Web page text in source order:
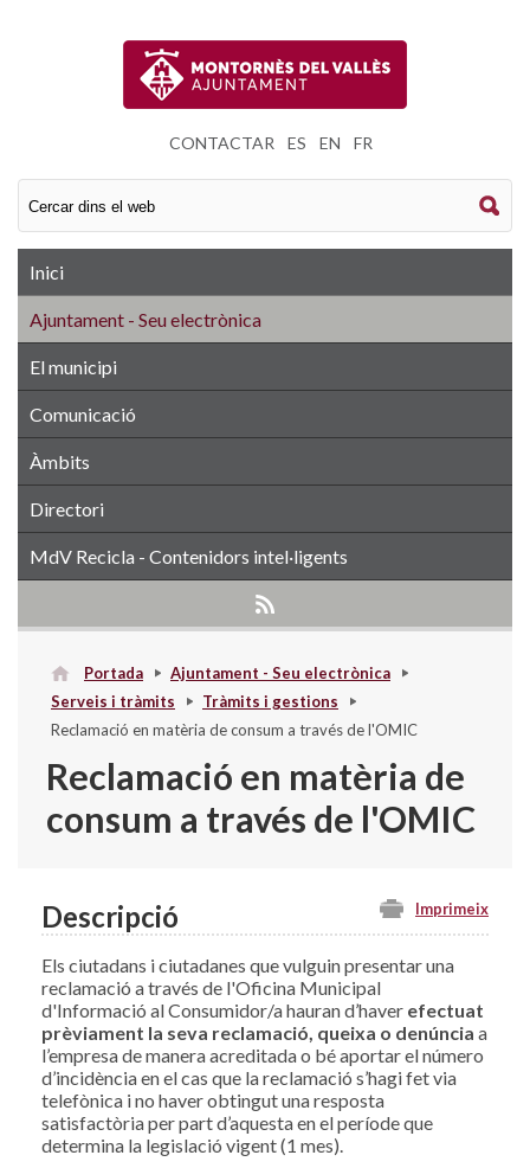
CONTACTAR ES EN FR
Inici
Ajuntament - Seu electrònica
El municipi
Comunicació
Àmbits
Directori
MdV Recicla - Contenidors intel·ligents
Portada
Ajuntament - Seu electrònica
Serveis i tràmits
Tràmits i gestions
Reclamació en matèria de consum a través de l'OMIC
Reclamació en matèria de
consum a través de l'OMIC
Imprimeix
Descripció
Els ciutadans i ciutadanes que vulguin presentar una
reclamació a través de l'Oficina Municipal
d'Informació al Consumidor/a hauran d’haver efectuat
prèviament la seva reclamació, queixa o denúncia a
l’empresa de manera acreditada o bé aportar el número
d’incidència en el cas que la reclamació s’hagi fet via
telefònica i no haver obtingut una resposta
satisfactòria per part d’aquesta en el període que
determina la legislació vigent (1 mes).